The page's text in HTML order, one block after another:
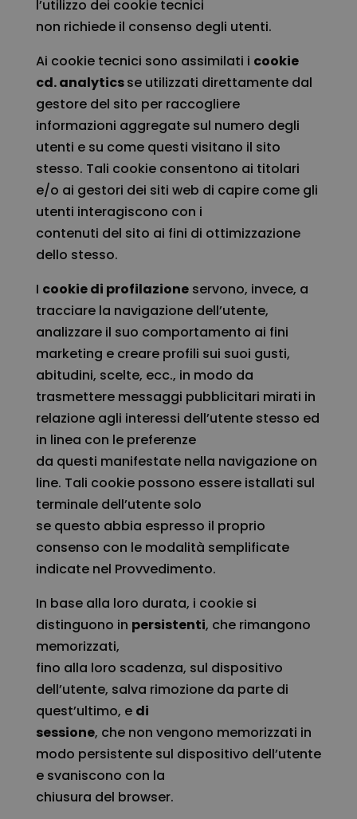
l’utilizzo dei cookie tecnici
non richiede il consenso degli utenti.
Ai cookie tecnici sono assimilati i cookie
cd. analyticsse utilizzati direttamente dal
gestore del sito per raccogliere
informazioni aggregate sul numero degli
utenti e su come questi visitano il sito
stesso. Tali cookie consentono ai titolari
e/o ai gestori dei siti web di capire come gli
utenti interagiscono con i
contenuti del sito ai fini di ottimizzazione
dello stesso.
I cookie di profilazioneservono, invece, a
tracciare la navigazione dell’utente,
analizzare il suo comportamento ai fini
marketing e creare profili sui suoi gusti,
abitudini, scelte, ecc., in modo da
trasmettere messaggi pubblicitari mirati in
relazione agli interessi dell’utente stesso ed
in linea con le preferenze
da questi manifestate nella navigazione on
line. Tali cookie possono essere istallati sul
terminale dell’utente solo
se questo abbia espresso il proprio
consenso con le modalità semplificate
indicate nel Provvedimento.
In base alla loro durata, i cookie si
distinguono in persistenti, che rimangono
memorizzati,
fino alla loro scadenza, sul dispositivo
dell’utente, salva rimozione da parte di
quest’ultimo, e di
sessione, che non vengono memorizzati in
modo persistente sul dispositivo dell’utente
e svaniscono con la
chiusura del browser.